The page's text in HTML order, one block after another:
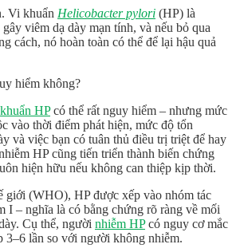
Vi khuẩn Helicobacter pylori (HP) là
viêm dạ dày mạn tính, và nếu bỏ qua
cách, nó hoàn toàn có thể để lại hậu quả
hiểm không?
khuẩn HPcó thể rất nguy hiểm – nhưng mức
vào thời điểm phát hiện, mức độ tổn
và việc bạn có tuân thủ điều trị triệt để hay
HP cũng tiến triển thành biến chứng
hiện hữu nếu không can thiệp kịp thời.
giới (WHO), HP được xếp vào nhóm tác
I – nghĩa là có bằng chứng rõ ràng về mối
Cụ thể, người nhiễm HPcó nguy cơ mắc
3–6 lần so với người không nhiễm.